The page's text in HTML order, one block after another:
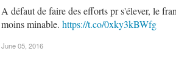
A défaut de faire des efforts pr s'élever, le
moins minable. https://t.co/0xky3kBWfg
June 05, 2016